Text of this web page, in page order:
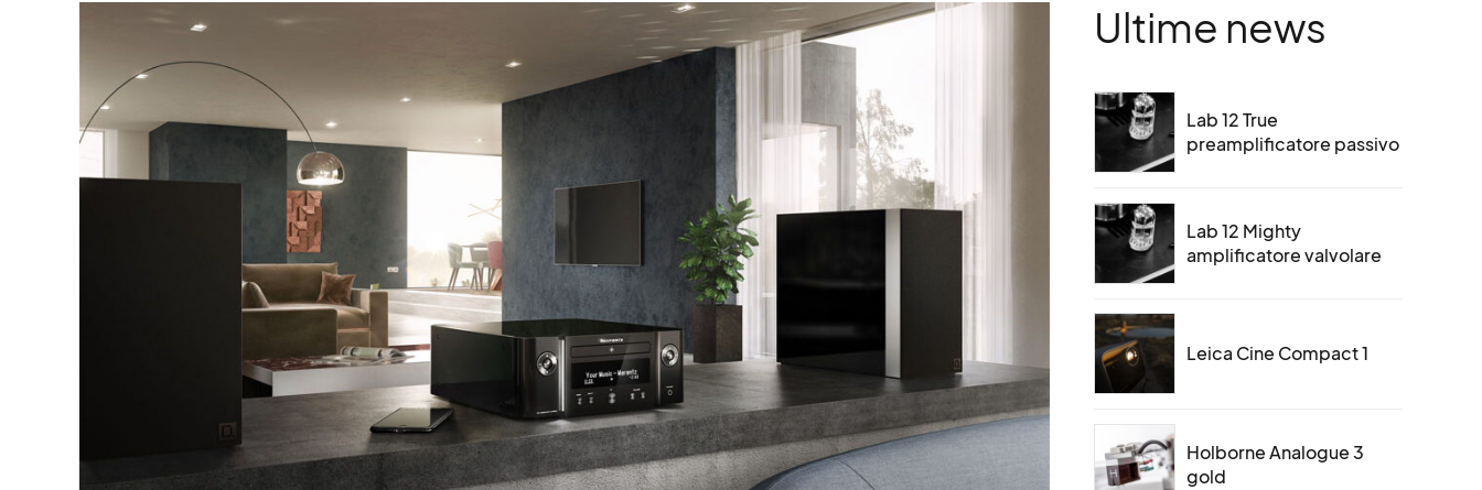
Ultime news
Lab 12 True
preamplificatore passivo
Lab 12 Mighty
amplificatore valvolare
Leica Cine Compact 1
Holborne Analogue 3
gold